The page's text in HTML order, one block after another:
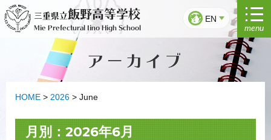
Skip
to
content
三重県立飯野高等学校
Mie Prefectural Iino High School
EN
menu
アーカイブ
HOME > 2026 > June
月別：2026年6月